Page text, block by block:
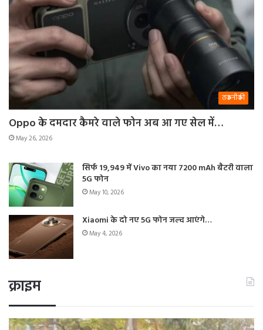
तकनीकी
Oppo के दमदार कैमरे वाले फोन अब आ गए सेल में…
May 26, 2026
सिर्फ 19,949 में Vivo का नया 7200 mAh बैटरी वाला
5G फोन
May 10, 2026
Xiaomi के दो नए 5G फोन जल्द आएंगे…
May 4, 2026
क्राइम